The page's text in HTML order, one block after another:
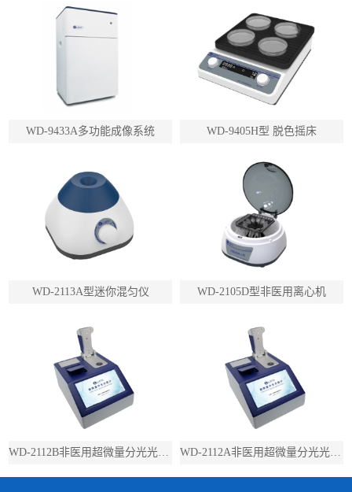
WD-9433A多功能成像系统 WD-9405H型 脱色摇床
WD-2113A型迷你混匀仪 WD-2105D型非医用离心机
WD-2112B非医用超微量分光光度计（带荧光） WD-2112A非医用超微量分光光度计（不带荧光）